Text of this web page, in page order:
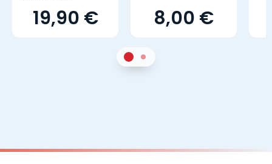
19,90 € 8,00 €
Sur 22Sur 2